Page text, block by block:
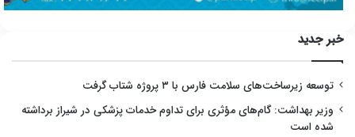
خبر جدید
توسعه زیرساخت‌های سلامت فارس با ۳ پروژه شتاب گرفت
وزیر بهداشت: گام‌های مؤثری برای تداوم خدمات پزشکی در شیراز برداشته
شده است